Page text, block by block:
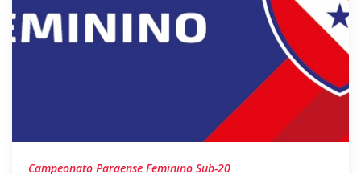
Campeonato Paraense Feminino Sub-20